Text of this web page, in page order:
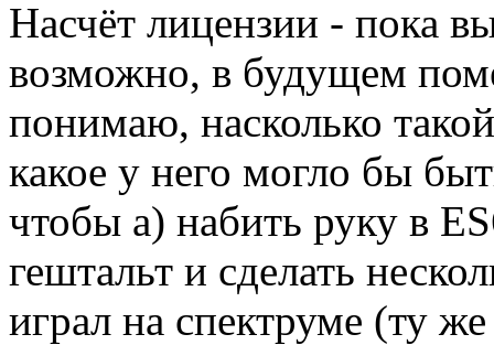
Насчёт лицензии - пока
возможно, в будущем
понимаю, насколько
какое у него могло бы
чтобы а) набить руку в
гештальт и сделать
играл на спектруме (ту